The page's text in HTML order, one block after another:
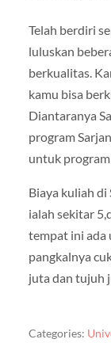
Telah berdiri
luluskan
berkualitas.
kamu bisa
Diantaranya
program
untuk program
Biaya kuliah di
ialah sekitar
tempat ini ada
pangkalnya
juta dan tujuh
Categories: